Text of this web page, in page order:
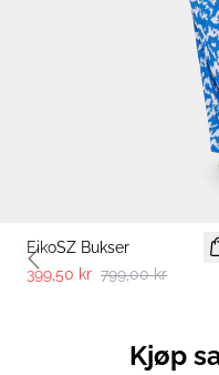
EikoSZ Bukser
399,50 kr 799,00 kr
Previous slide
Kjøp